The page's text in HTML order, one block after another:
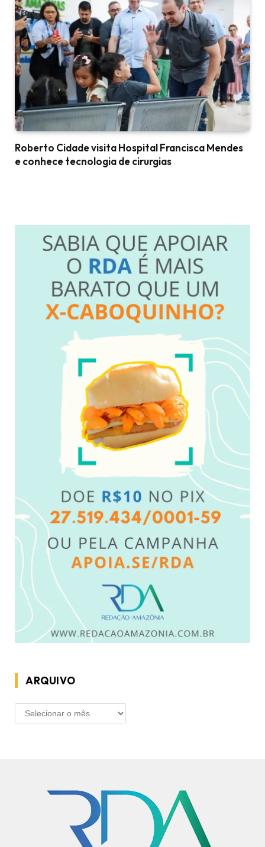
Roberto Cidade visita Hospital Francisca Mendes
e conhece tecnologia de cirurgias
ARQUIVO
ARQUIVO